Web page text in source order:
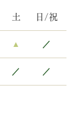
土 日/祝
▲ ／
／ ／